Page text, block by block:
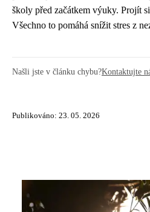
školy před začátkem výuky. Projít
Všechno to pomáhá snížit stres z
Našli jste v článku chybu?Kontaktujte
Publikováno: 23. 05. 2026